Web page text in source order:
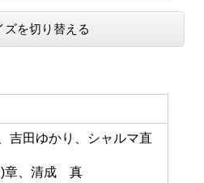
ズを切り替える
吉田ゆかり、シャルマ直
)章、清成 真